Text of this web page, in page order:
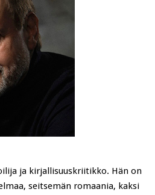
ja kirjallisuuskriitikko. Hän on
seitsemän romaania, kaksi